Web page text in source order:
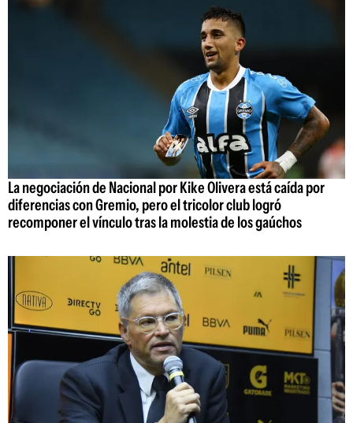
La negociación de Nacional por Kike Olivera está caída por
diferencias con Gremio, pero el tricolor club logró
recomponer el vínculo tras la molestia de los gaúchos